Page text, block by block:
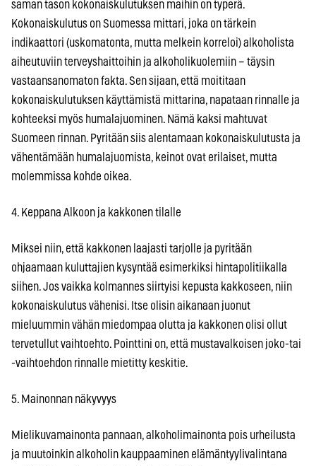
saman tason kokonaiskulutuksen maihin on typerä.
Kokonaiskulutus on Suomessa mittari, joka on tärkein
indikaattori (uskomatonta, mutta melkein korreloi) alkoholista
aiheutuviin terveyshaittoihin ja alkoholikuolemiin – täysin
vastaansanomaton fakta. Sen sijaan, että moititaan
kokonaiskulutuksen käyttämistä mittarina, napataan rinnalle ja
kohteeksi myös humalajuominen. Nämä kaksi mahtuvat
Suomeen rinnan. Pyritään siis alentamaan kokonaiskulutusta ja
vähentämään humalajuomista, keinot ovat erilaiset, mutta
molemmissa kohde oikea.
4. Keppana Alkoon ja kakkonen tilalle
Miksei niin, että kakkonen laajasti tarjolle ja pyritään
ohjaamaan kuluttajien kysyntää esimerkiksi hintapolitiikalla
siihen. Jos vaikka kolmannes siirtyisi kepusta kakkoseen, niin
kokonaiskulutus vähenisi. Itse olisin aikanaan juonut
mieluummin vähän miedompaa olutta ja kakkonen olisi ollut
tervetullut vaihtoehto. Pointtini on, että mustavalkoisen joko-tai
-vaihtoehdon rinnalle mietitty keskitie.
5. Mainonnan näkyvyys
Mielikuvamainonta pannaan, alkoholimainonta pois urheilusta
ja muutoinkin alkoholin kauppaaminen elämäntyylivalintana